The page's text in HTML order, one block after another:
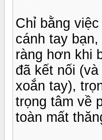
Chỉ bằng
cánh tay
ràng hơn khi
đã kết nối
xoắn tay),
trọng tâm về
toàn mất